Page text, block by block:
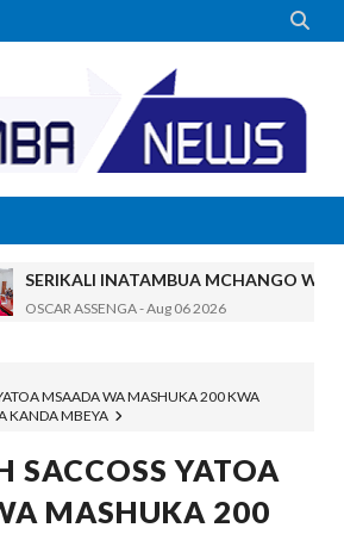

SERIKALI INATAMBUA MCHANGO WA
OSCAR ASSENGA-Aug 06 2026
YATOA ELIMU YA URASIMISHAJI
DC Mtambule Ataka Watu Wafichue
OSCAR ASSENGA- Aug 06 2026
Maisha Yangu Yalikuwa Kwenye Giza
MSAADA WA MASHUKA 200 KWA
KANDA MBEYA
SACCOSS YATOA
MASHUKA 200